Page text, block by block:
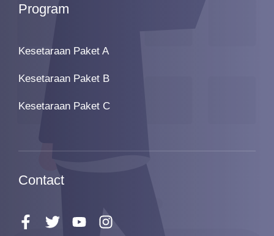
Program
Kesetaraan Paket A
Kesetaraan Paket B
Kesetaraan Paket C
Contact